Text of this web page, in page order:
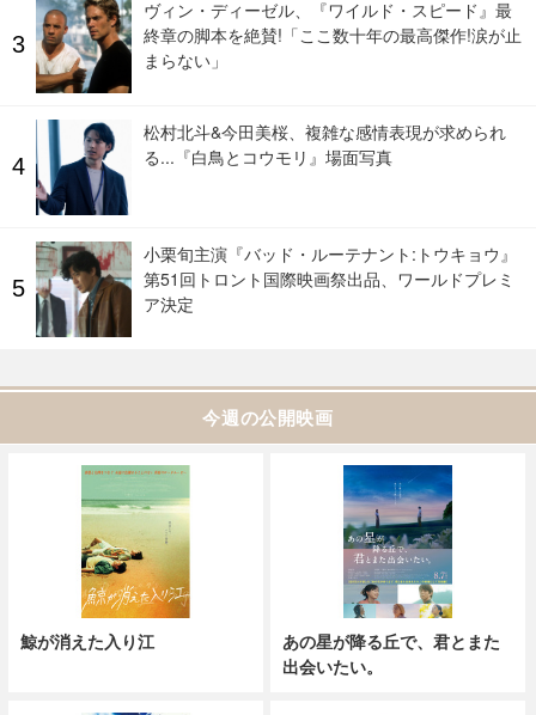
ヴィン・ディーゼル、『ワイルド・スピード』最
終章の脚本を絶賛!「ここ数十年の最高傑作!涙が止
まらない」
松村北斗&今田美桜、複雑な感情表現が求められ
る...『白鳥とコウモリ』場面写真
小栗旬主演『バッド・ルーテナント:トウキョウ』
第51回トロント国際映画祭出品、ワールドプレミ
ア決定
今週の公開映画
鯨が消えた入り江
あの星が降る丘で、君とまた
出会いたい。